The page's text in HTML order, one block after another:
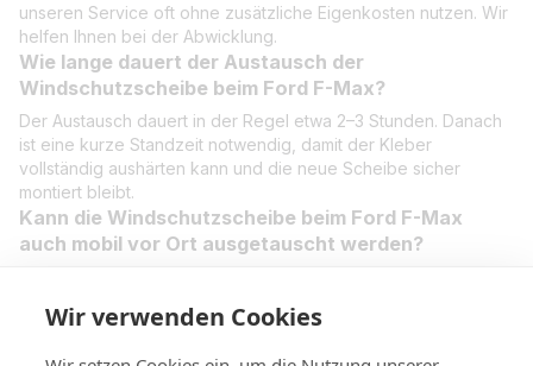
unseren Service oft ohne zusätzliche Eigenkosten nutzen. Wir
helfen Ihnen bei der Abwicklung.
Wie lange dauert der Austausch der
Windschutzscheibe beim Ford F-Max?
Der Austausch dauert in der Regel etwa 2–3 Stunden. Danach
ist eine kurze Standzeit notwendig, damit der Kleber
vollständig aushärten kann und die neue Scheibe sicher
montiert bleibt.
Kann die Windschutzscheibe beim Ford F-Max
auch mobil vor Ort ausgetauscht werden?
vor Ort aus – bei Ihnen zu Hause, auf dem Betriebshof oder
Wir verwenden Cookies